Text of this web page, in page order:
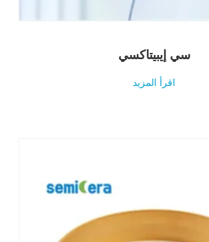
سي إيبيتاكسي
اقرأ المزيد